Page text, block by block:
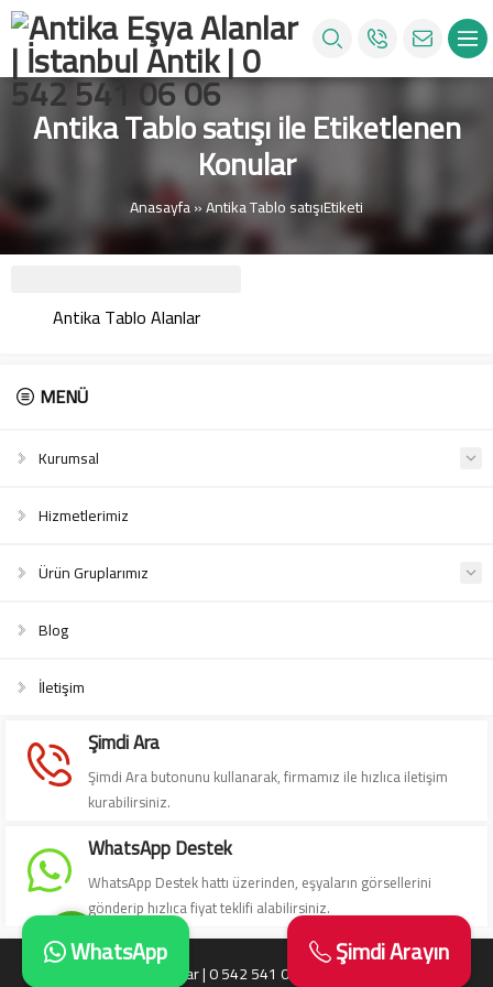
Antika Tablo satışı ile Etiketlenen
Konular
Anasayfa»Antika Tablo satışıEtiketi
Antika Tablo Alanlar
MENÜ
Kurumsal
Hizmetlerimiz
Ürün Gruplarımız
Blog
İletişim
Şimdi Ara
Şimdi Ara butonunu kullanarak, firmamız ile hızlıca iletişim
kurabilirsiniz.
WhatsApp Destek
WhatsApp Destek hattı üzerinden, eşyaların görsellerini
gönderip hızlıca fiyat teklifi alabilirsiniz.
Antika Eşya Alanlar | 0 542 541 06 06 | Antika Alanlar
Cevap Yaz
Şimdi Arayın
WhatsApp